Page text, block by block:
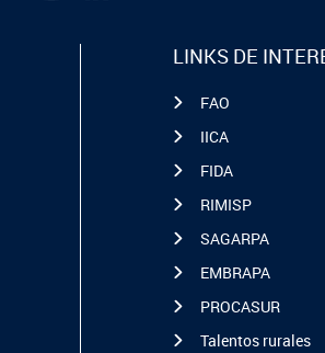
LINKS DE
FAO
IICA
FIDA
RIMISP
SAGARPA
EMBRAPA
PROCASUR
Talentos rurales